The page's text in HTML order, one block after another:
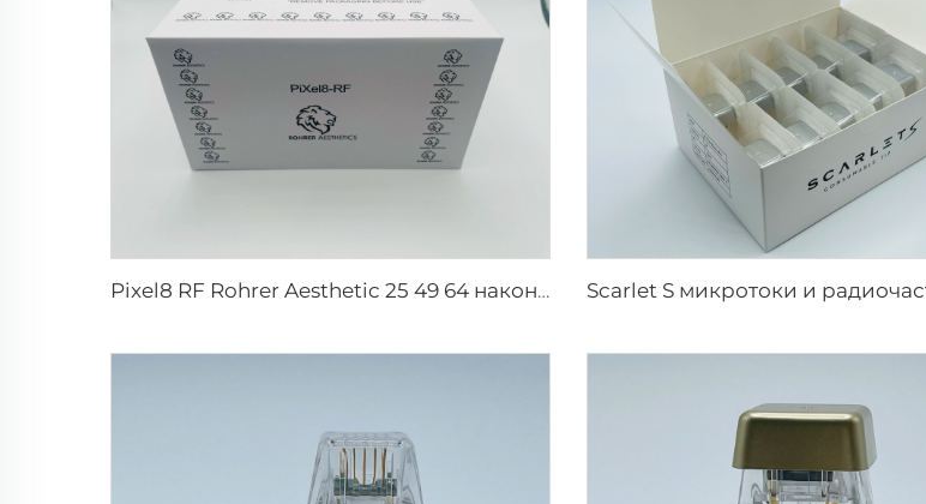
Pixel8 RF Rohrer Aesthetic 25 49 64 наконечники